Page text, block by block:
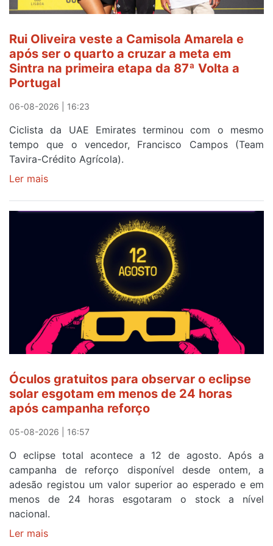
da
etapa
da
Volta
a
Portugal
Rui Oliveira veste a Camisola Amarela e
após ser o quarto a cruzar a meta em
Sintra na primeira etapa da 87ª Volta a
Portugal
06-08-2026 | 16:23
Ciclista da UAE Emirates terminou com o mesmo
tempo que o vencedor, Francisco Campos (Team
Tavira-Crédito Agrícola).
Ler mais
ser
o
quarto
a
a
meta
em
Sintra
primeira
etapa
da
87ª
Volta
Óculos gratuitos para observar o eclipse
solar esgotam em menos de 24 horas
após campanha reforço
05-08-2026 | 16:57
O eclipse total acontece a 12 de agosto. Após a
campanha de reforço disponível desde ontem, a
adesão registou um valor superior ao esperado e em
menos de 24 horas esgotaram o stock a nível
nacional.
Ler mais